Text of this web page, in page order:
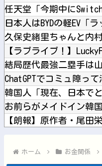
結局歴代最強二塁手は
ChatGPTでコミュ障っ
ホーム お金関係